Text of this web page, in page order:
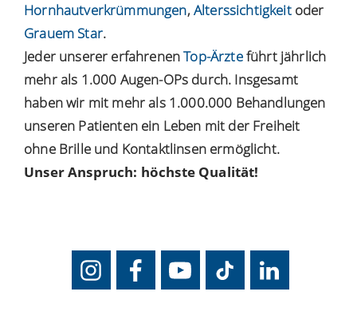
Hornhautverkrümmungen,Alterssichtigkeitoder
Grauem Star.
Jeder unserer erfahrenenTop-Ärzteführt jährlich
mehr als 1.000 Augen-OPs durch. Insgesamt
haben wir mit mehr als 1.000.000 Behandlungen
unseren Patienten ein Leben mit der Freiheit
ohne Brille und Kontaktlinsen ermöglicht.
Unser Anspruch: höchste Qualität!